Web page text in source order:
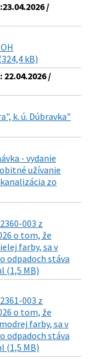
/
kB)
/
k. ú. Dúbravka"
- vydanie
užívanie
zo
003 z
o tom, že
farby, sa v
odpadoch stáva
(1,5 MB)
003 z
o tom, že
farby, sa v
odpadoch stáva
(1,5 MB)